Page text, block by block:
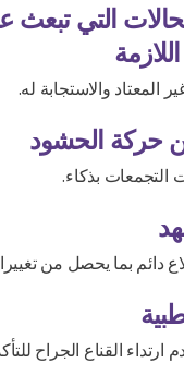
التي تبعث
المعتاد والاستجابة له.
حركة الحشود
التجمعات بذكاء.
دائم بما يحصل من
القناع الجراح